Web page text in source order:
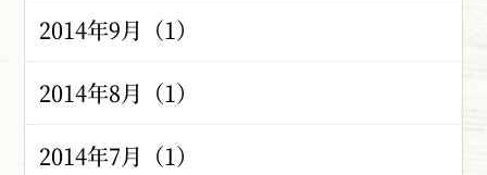
2014年9月（1）
2014年8月（1）
2014年7月（1）